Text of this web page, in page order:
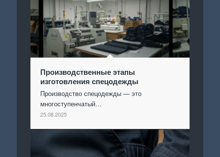
Производственные этапы
изготовления спецодежды
Производство спецодежды — это
многоступенчатый…
25.08.2025